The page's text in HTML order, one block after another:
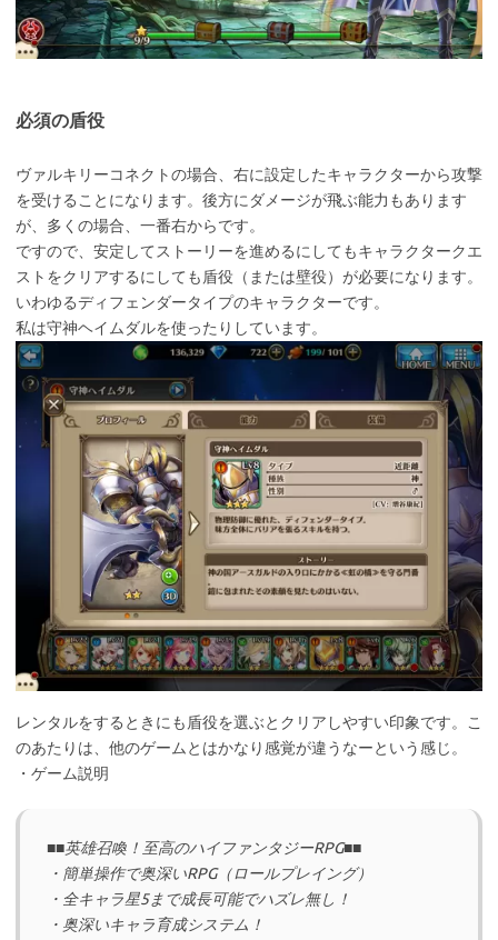
必須の盾役
ヴァルキリーコネクトの場合、右に設定したキャラクターから攻撃
を受けることになります。後方にダメージが飛ぶ能力もあります
が、多くの場合、一番右からです。
ですので、安定してストーリーを進めるにしてもキャラクタークエ
ストをクリアするにしても盾役（または壁役）が必要になります。
いわゆるディフェンダータイプのキャラクターです。
私は守神ヘイムダルを使ったりしています。
レンタルをするときにも盾役を選ぶとクリアしやすい印象です。こ
のあたりは、他のゲームとはかなり感覚が違うなーという感じ。
・ゲーム説明
■■英雄召喚！至高のハイファンタジーRPG■■
・簡単操作で奥深いRPG（ロールプレイング）
・全キャラ星5まで成長可能でハズレ無し！
・奥深いキャラ育成システム！